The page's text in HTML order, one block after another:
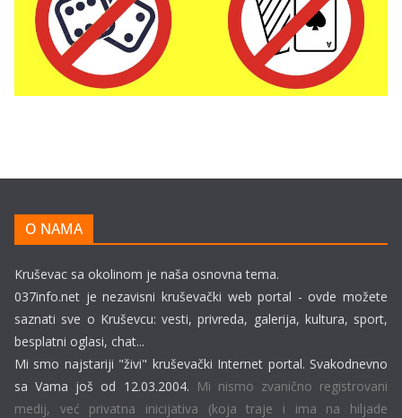
O NAMA
Kruševac sa okolinom je naša osnovna tema.
037info.net je nezavisni kruševački web portal - ovde možete
saznati sve o Kruševcu: vesti, privreda, galerija, kultura, sport,
besplatni oglasi, chat...
Mi smo najstariji "živi" kruševački Internet portal. Svakodnevno
sa Vama još od 12.03.2004. Mi nismo zvanično registrovani
medij, već privatna inicijativa (koja traje i ima na hiljade